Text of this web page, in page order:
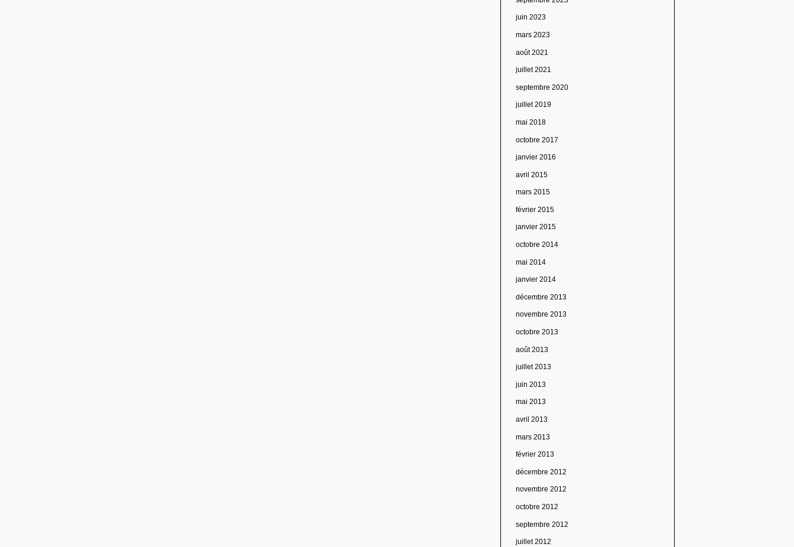
juin 2023
mars 2023
août 2021
juillet 2021
septembre 2020
juillet 2019
mai 2018
octobre 2017
janvier 2016
avril 2015
mars 2015
février 2015
janvier 2015
octobre 2014
mai 2014
janvier 2014
décembre 2013
novembre 2013
octobre 2013
août 2013
juillet 2013
juin 2013
mai 2013
avril 2013
mars 2013
février 2013
décembre 2012
novembre 2012
octobre 2012
septembre 2012
juillet 2012